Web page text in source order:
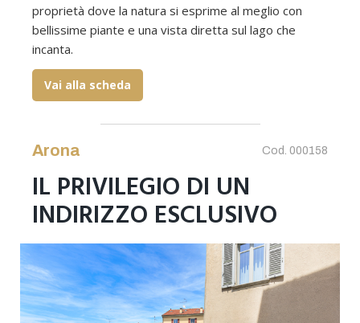
proprietà dove la natura si esprime al meglio con
bellissime piante e una vista diretta sul lago che
incanta.
Vai alla scheda
Arona Cod. 000158
IL PRIVILEGIO DI UN
INDIRIZZO ESCLUSIVO